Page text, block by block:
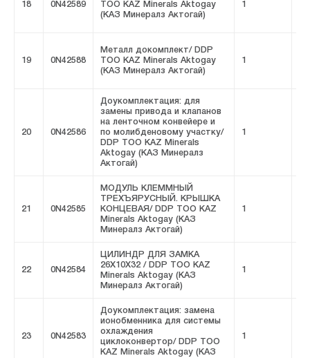
18 0N42589
ТОО KAZ Minerals Aktogay
(КАЗ Минералз Актогай)
1
19 0N42588
Металл докомплект/ DDP
ТОО KAZ Minerals Aktogay
(КАЗ Минералз Актогай)
1
20 0N42586
Доукомплектация: для
замены привода и клапанов
на ленточном конвейере и
по молибденовому участку/
DDP ТОО KAZ Minerals
Aktogay (КАЗ Минералз
Актогай)
1
21 0N42585
МОДУЛЬ КЛЕММНЫЙ
ТРЕХЪЯРУСНЫЙ. КРЫШКА
КОНЦЕВАЯ/ DDP ТОО KAZ
Minerals Aktogay (КАЗ
Минералз Актогай)
1
22 0N42584
ЦИЛИНДР ДЛЯ ЗАМКА
26X10X32 / DDP ТОО KAZ
Minerals Aktogay (КАЗ
Минералз Актогай)
1
23 0N42583
Доукомплектация: замена
ионобменника для системы
охлаждения
циклоконвертор/ DDP ТОО
KAZ Minerals Aktogay (КАЗ
1